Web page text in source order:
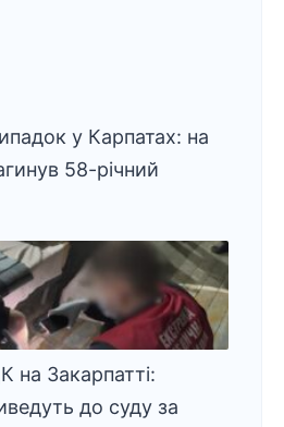
у Карпатах: на
58-річний
на Закарпатті:
до суду за